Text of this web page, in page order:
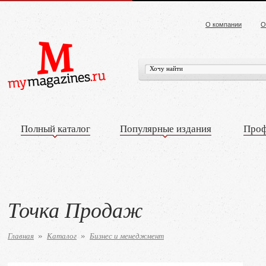
О компании
Полный каталог Популярные издания
Точка Продаж
Главная » Каталог » Бизнес и менеджмент